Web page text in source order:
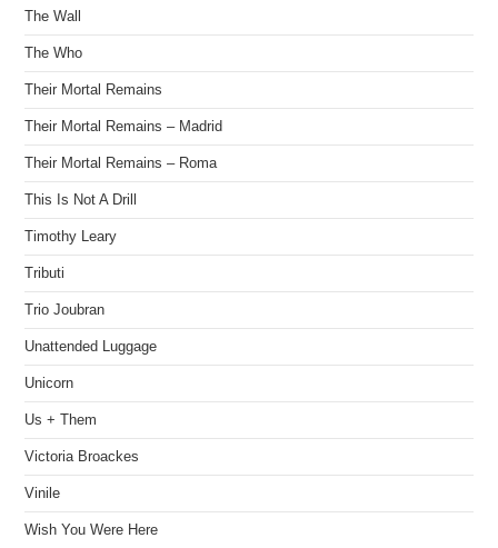
The Wall
The Who
Their Mortal Remains
Their Mortal Remains – Madrid
Their Mortal Remains – Roma
This Is Not A Drill
Timothy Leary
Tributi
Trio Joubran
Unattended Luggage
Unicorn
Us + Them
Victoria Broackes
Vinile
Wish You Were Here